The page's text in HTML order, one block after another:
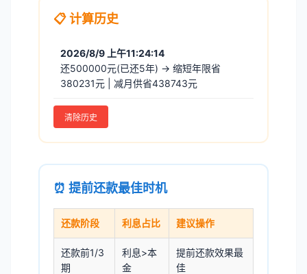
📋 计算历史
2026/8/9 上午11:24:14
还500000元(已还5年) → 缩短年限省
380231元 | 减月供省438743元
清除历史
⏰ 提前还款最佳时机
还款阶段 利息占比 建议操作
还款前1/3
期
利息>本
金
提前还款效果最
佳